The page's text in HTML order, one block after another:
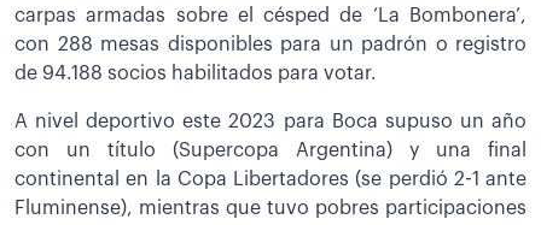
carpas armadas sobre el césped de ‘La Bombonera’,
con 288 mesas disponibles para un padrón o registro
de 94.188 socios habilitados para votar.
A nivel deportivo este 2023 para Boca supuso un año
con un título (Supercopa Argentina) y una final
continental en la Copa Libertadores (se perdió 2-1 ante
Fluminense), mientras que tuvo pobres participaciones